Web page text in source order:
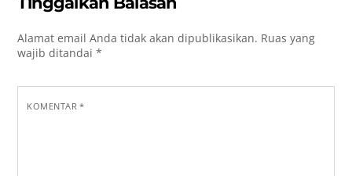
Alamat email Anda tidak akan dipublikasikan. Ruas yang
wajib ditandai*
KOMENTAR*